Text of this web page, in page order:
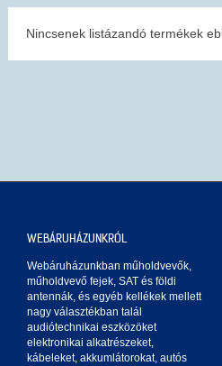
Nincsenek listázandó termékek
WEBÁRUHÁZUNKRÓL
Webáruházunkban műholdvevők,
műholdvevő fejek, SAT és földi
antennák, és egyéb kellékek mellett
nagy választékban talál
audiótechnikai eszközöket
elektronikai alkatrészeket,
kábeleket, akkumlátorokat, autós